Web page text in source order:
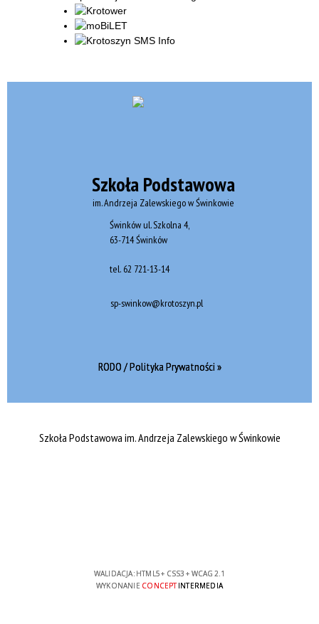
Szkoła Podstawowa
im. Andrzeja Zalewskiego w Świnkowie
Świnków ul. Szkolna 4,
63-714 Świnków
tel. 62 721-13-14
sp-swinkow@krotoszyn.pl
RODO / Polityka Prywatności »
Szkoła Podstawowa im. Andrzeja Zalewskiego w Świnkowie
WALIDACJA: HTML5+ CSS3 + WCAG 2.1
WYKONANIE CONCEPTINTERMEDIA